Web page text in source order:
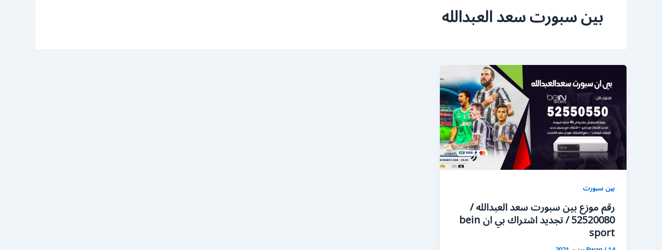
بين سبورت سعد العبدالله
بين سبورت
رقم موزع بين سبورت سعد العبدالله /
52520080 / تجديد اشتراك بي ان bein
sport